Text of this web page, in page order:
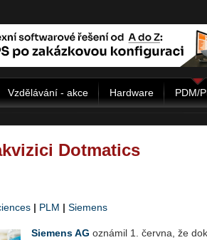
Vzdělávání - akce Hardware PDM/
Dotmatics
| PLM | Siemens
Sie­mens AG ozná­mil 1. červ­na, že